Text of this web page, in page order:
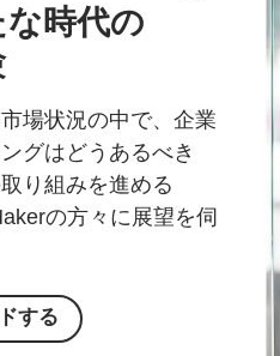
な 時代の
場状況の中で、企業
グはどうあるべき
り組みを進める
の方々に展望を伺
する